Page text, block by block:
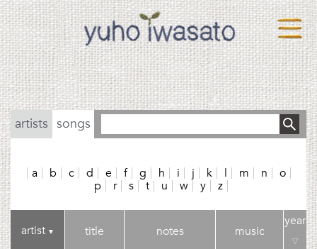
artists songs
a b c d e f g h i j k l m n
o
p
r s t u w y z
artist▼ title notes music
year
▽